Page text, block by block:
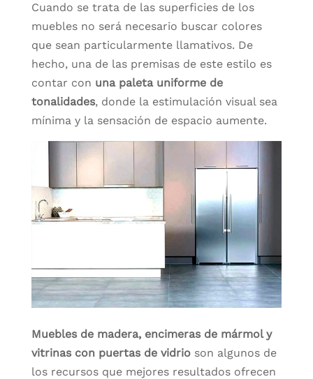
Cuando se trata de las superficies de los
muebles no será necesario buscar colores
que sean particularmente llamativos. De
hecho, una de las premisas de este estilo es
contar con una paleta uniforme de
tonalidades, donde la estimulación visual sea
mínima y la sensación de espacio aumente.
Muebles de madera, encimeras de mármol y
vitrinas con puertas de vidrioson algunos de
los recursos que mejores resultados ofrecen